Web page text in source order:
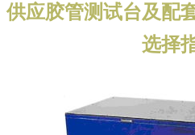
供应胶管测试台及配
选择